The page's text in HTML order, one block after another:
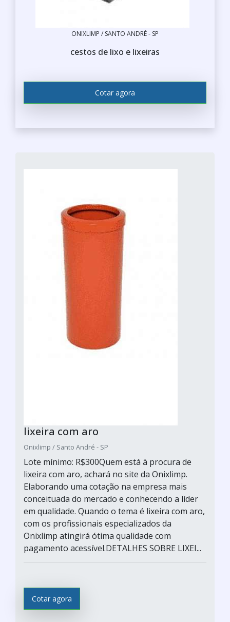
ONIXLIMP / SANTO ANDRÉ - SP
cestos de lixo e lixeiras
Cotar agora
lixeira com aro
Onixlimp / Santo André - SP
Lote mínimo: R$300Quem está à procura de
lixeira com aro, achará no site da Onixlimp.
Elaborando uma cotação na empresa mais
conceituada do mercado e conhecendo a líder
em qualidade. Quando o tema é lixeira com aro,
com os profissionais especializados da
Onixlimp atingirá ótima qualidade com
pagamento acessível.DETALHES SOBRE LIXEI...
Cotar agora